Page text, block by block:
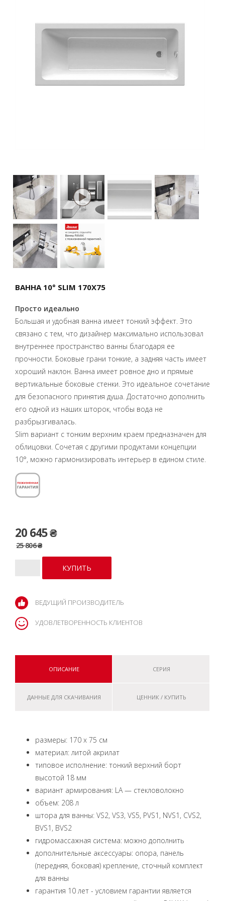
ВАННА 10° SLIM 170X75
Просто идеально
Большая и удобная ванна имеет тонкий эффект. Это
связано с тем, что дизайнер максимально использовал
внутреннее пространство ванны благодаря ее
прочности. Боковые грани тонкие, а задняя часть имеет
хороший наклон. Ванна имеет ровное дно и прямые
вертикальные боковые стенки. Это идеальное сочетание
для безопасного принятия душа. Достаточно дополнить
его одной из наших шторок, чтобы вода не
разбрызгивалась.
Slim вариант с тонким верхним краем предназначен для
облицовки. Сочетая с другими продуктами концепции
10°, можно гармонизировать интерьер в едином стиле.
20 645 ₴
25 806 ₴
ВЕДУЩИЙ ПРОИЗВОДИТЕЛЬ
УДОВЛЕТВОРЕННОСТЬ КЛИЕНТОВ
ОПИСАНИЕ СЕРИЯ
ДАННЫЕ ДЛЯ СКАЧИВАНИЯ ЦЕННИК / КУПИТЬ
размеры: 170 x 75 см
материал: литой акрилат
типовое исполнение: тонкий верхний борт
высотой 18 мм
вариант армирования: LA — стекловолокно
объем: 208 л
штора для ванны: VS2, VS3, VS5, PVS1, NVS1, CVS2,
BVS1, BVS2
гидромассажная система: можно дополнить
дополнительные аксессуары: опора, панель
(передняя, боковая) крепление, сточный комплект
для ванны
гарантия 10 лет - условием гарантии является